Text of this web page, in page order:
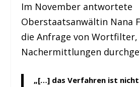
Im November antwortete
Oberstaatsanwältin Nana
die Anfrage von Wortfilter,
Nachermittlungen
„[…] das Verfahren ist